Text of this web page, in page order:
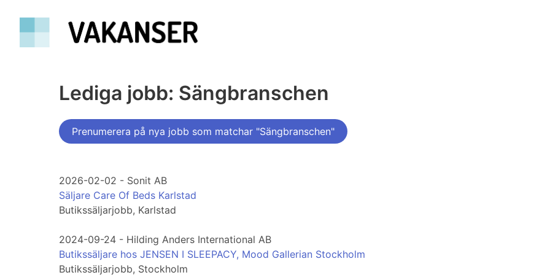
Lediga jobb: Sängbranschen
Prenumerera på nya jobb som matchar "Sängbranschen"
2026-02-02 - Sonit AB
Säljare Care Of Beds Karlstad
Butikssäljarjobb, Karlstad
2024-09-24 - Hilding Anders International AB
Butikssäljare hos JENSEN I SLEEPACY, Mood Gallerian Stockholm
Butikssäljarjobb, Stockholm